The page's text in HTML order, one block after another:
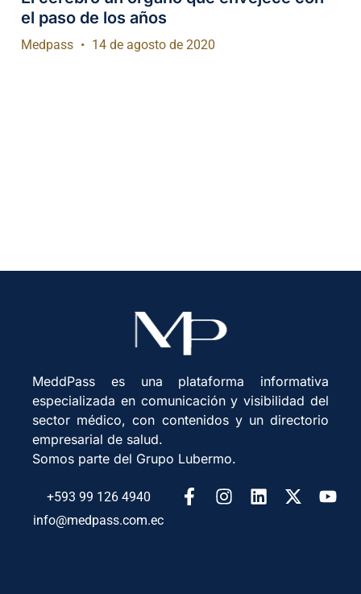
el paso de los años
Medpass 14 de agosto de 2020
MeddPass es una plataforma informativa
especializada en comunicación y visibilidad del
sector médico, con contenidos y un directorio
empresarial de salud.
Somos parte del Grupo Lubermo.
+593 99 126 4940
info@medpass.com.ec